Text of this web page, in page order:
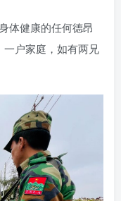
体健康的任何德昂
户家庭，如有两兄